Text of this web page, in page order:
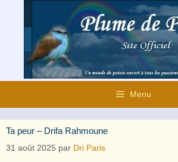
contenu
Menu
Ta peur – Drifa Rahmoune
31 août 2025 par Dri Paris